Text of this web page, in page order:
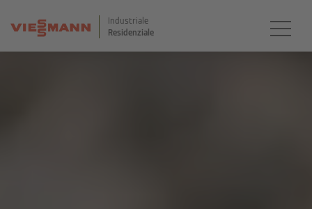
Industriale
Residenziale